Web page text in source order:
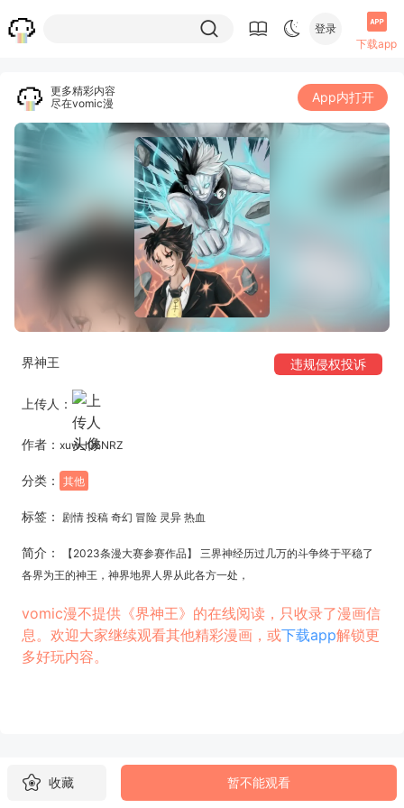
登录
下载app
更多精彩内容
尽在vomic漫
App内打开
界神王 违规侵权投诉
上传人：
作者： xuw_l05NRZ
分类： 其他
标签： 剧情 投稿 奇幻 冒险 灵异 热血
简介：
【2023条漫大赛参赛作品】 三界神经历过几万的斗争终于平稳了
各界为王的神王，神界地界人界从此各方一处，
vomic漫不提供《界神王》的在线阅读，只收录了漫画信
息。欢迎大家继续观看其他精彩漫画，或下载app解锁更
多好玩内容。
收藏 暂不能观看